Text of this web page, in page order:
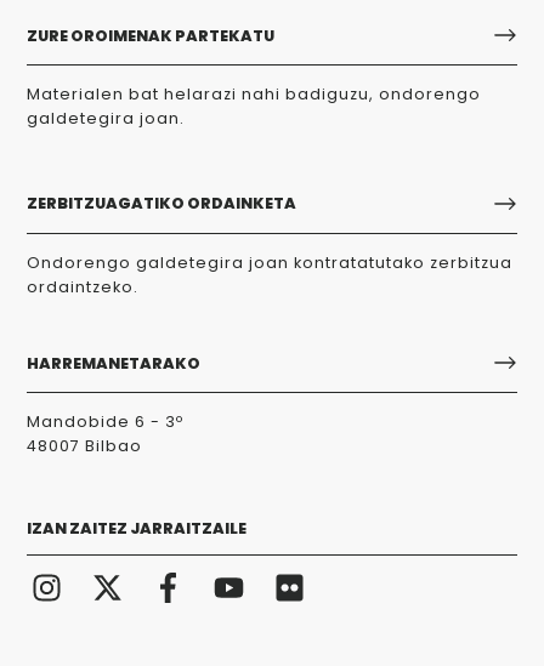
ZURE OROIMENAK PARTEKATU
Materialen bat helarazi nahi badiguzu, ondorengo
galdetegira joan.
ZERBITZUAGATIKO ORDAINKETA
Ondorengo galdetegira joan kontratatutako zerbitzua
ordaintzeko.
HARREMANETARAKO
Mandobide 6 - 3º
48007 Bilbao
IZAN ZAITEZ JARRAITZAILE